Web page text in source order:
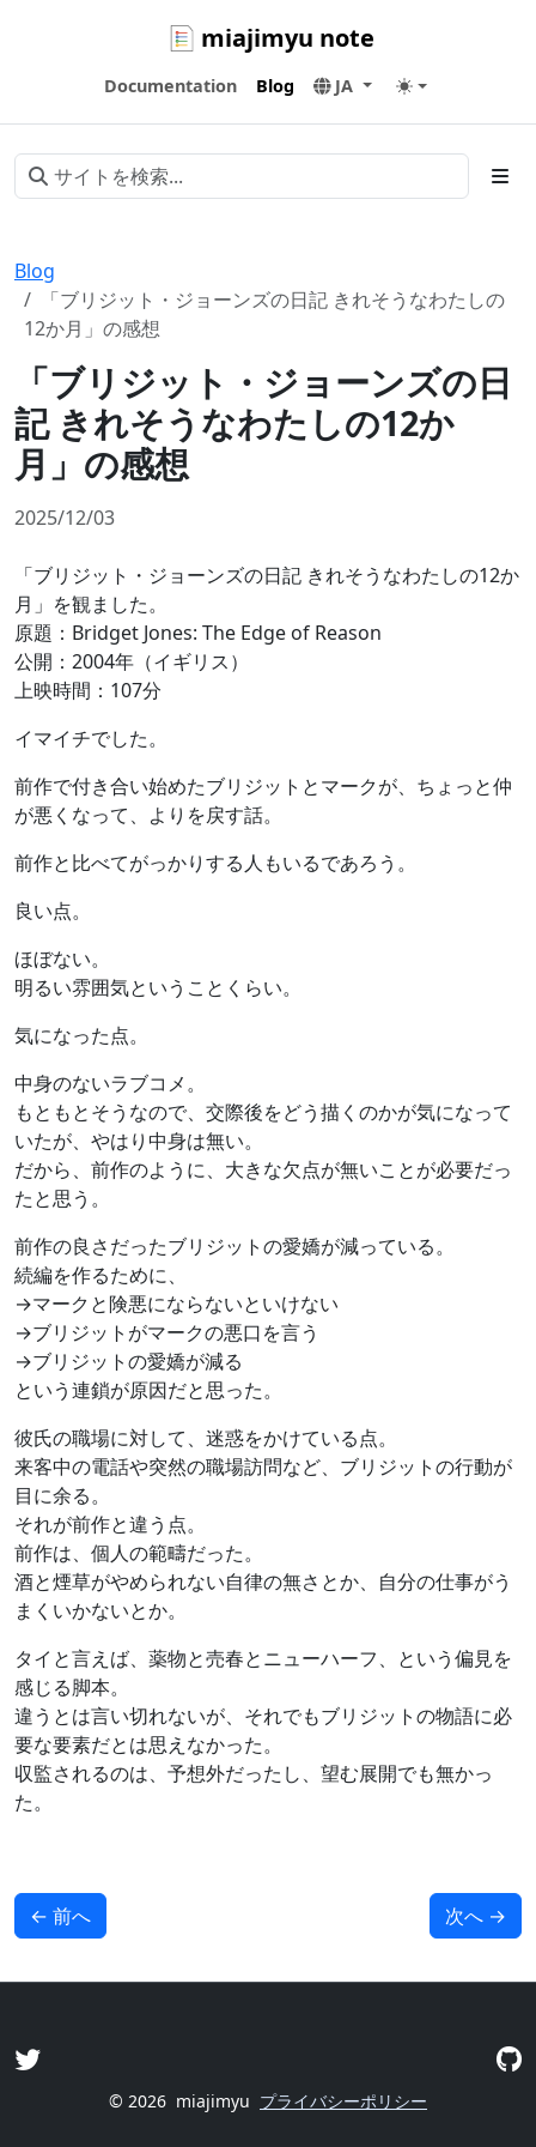
miajimyu note
Documentation Blog JA
Blog
「ブリジット・ジョーンズの日記 きれそうなわたしの
12か月」の感想
「ブリジット・ジョーンズの日
記 きれそうなわたしの12か
月」の感想
2025/12/03
「ブリジット・ジョーンズの日記 きれそうなわたしの12か
月」を観ました。
原題：Bridget Jones: The Edge of Reason
公開：2004年（イギリス）
上映時間：107分
イマイチでした。
前作で付き合い始めたブリジットとマークが、ちょっと仲
が悪くなって、よりを戻す話。
前作と比べてがっかりする人もいるであろう。
良い点。
ほぼない。
明るい雰囲気ということくらい。
気になった点。
中身のないラブコメ。
もともとそうなので、交際後をどう描くのかが気になって
いたが、やはり中身は無い。
だから、前作のように、大きな欠点が無いことが必要だっ
たと思う。
前作の良さだったブリジットの愛嬌が減っている。
続編を作るために、
→マークと険悪にならないといけない
→ブリジットがマークの悪口を言う
→ブリジットの愛嬌が減る
という連鎖が原因だと思った。
彼氏の職場に対して、迷惑をかけている点。
来客中の電話や突然の職場訪問など、ブリジットの行動が
目に余る。
それが前作と違う点。
前作は、個人の範疇だった。
酒と煙草がやめられない自律の無さとか、自分の仕事がう
まくいかないとか。
タイと言えば、薬物と売春とニューハーフ、という偏見を
感じる脚本。
違うとは言い切れないが、それでもブリジットの物語に必
要な要素だとは思えなかった。
収監されるのは、予想外だったし、望む展開でも無かっ
た。
← 前へ 次へ →
© 2026 miajimyu プライバシーポリシー